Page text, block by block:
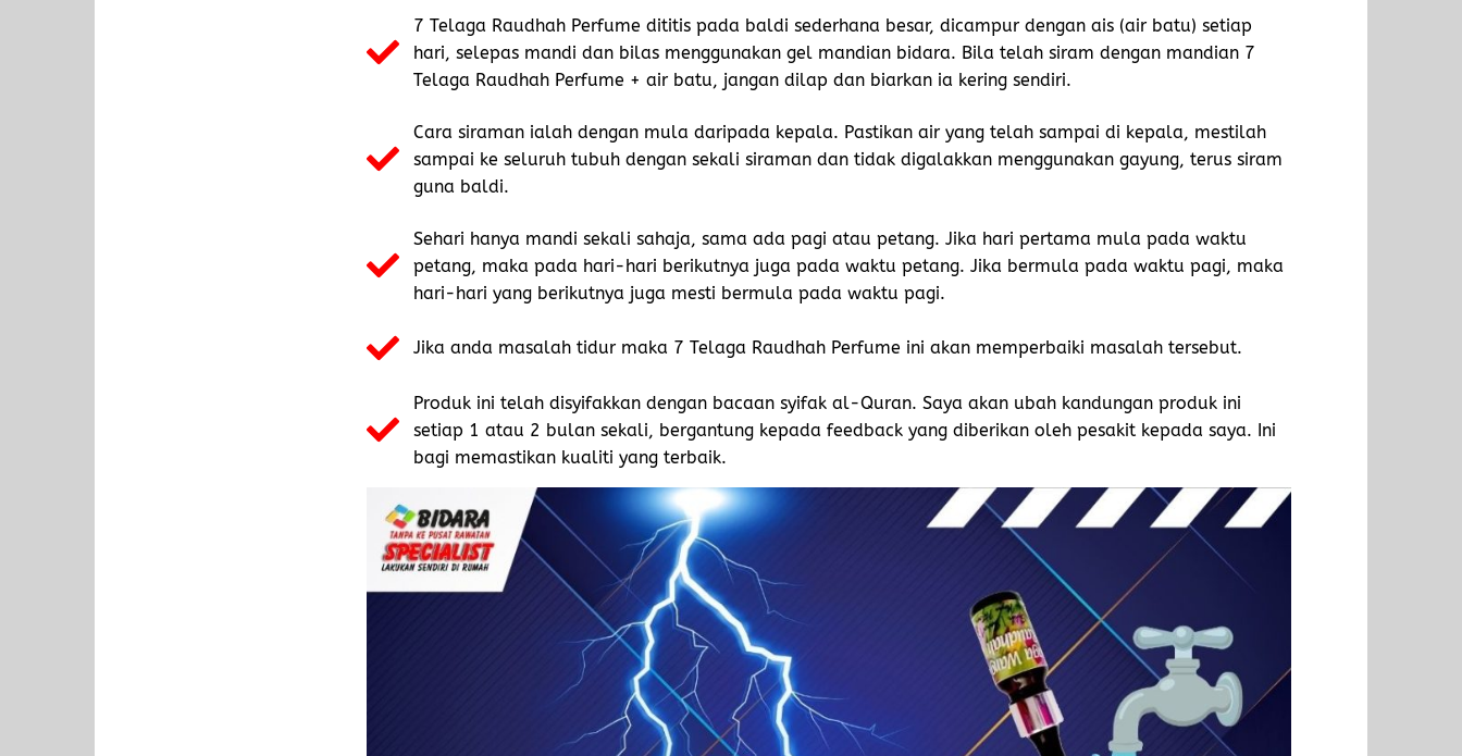
7 Telaga Raudhah Perfume dititis pada baldi sederhana besar, dicampur dengan ais (air batu) setiap
hari, selepas mandi dan bilas menggunakan gel mandian bidara. Bila telah siram dengan mandian 7
Telaga Raudhah Perfume + air batu, jangan dilap dan biarkan ia kering sendiri.
Cara siraman ialah dengan mula daripada kepala. Pastikan air yang telah sampai di kepala, mestilah
sampai ke seluruh tubuh dengan sekali siraman dan tidak digalakkan menggunakan gayung, terus siram
guna baldi.​
Sehari hanya mandi sekali sahaja, sama ada pagi atau petang. Jika hari pertama mula pada waktu
petang, maka pada hari-hari berikutnya juga pada waktu petang. Jika bermula pada waktu pagi, maka
hari-hari yang berikutnya juga mesti bermula pada waktu pagi.​
Jika anda masalah tidur maka 7 Telaga Raudhah Perfume ini akan memperbaiki masalah tersebut.
Produk ini telah disyifakkan dengan bacaan syifak al-Quran. Saya akan ubah kandungan produk ini
setiap 1 atau 2 bulan sekali, bergantung kepada feedback yang diberikan oleh pesakit kepada saya. Ini
bagi memastikan kualiti yang terbaik.​